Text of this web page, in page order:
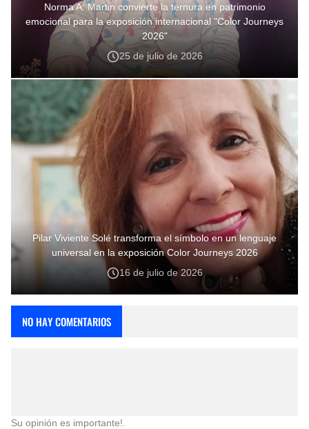
Norma A. Martin convierte la ternura en patrimonio
emocional para la exposición internacional "Color Journeys
2026"
25 de julio de 2026
Pilar Viviente Solé transforma el símbolo en un lenguaje
universal en la exposición Color Journeys 2026
16 de julio de 2026
NO HAY COMENTARIOS
Su opinión es importante!.